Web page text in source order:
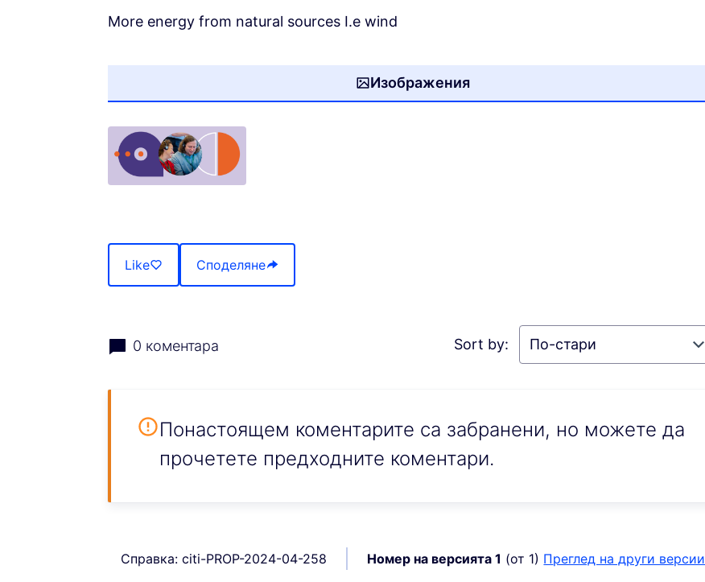
More energy from natural sources I.e wind
Изображения
Like Споделяне
0 коментара Sort by:
Понастоящем коментарите са забранени, но можете да
прочетете предходните коментари.
Справка: citi-PROP-2024-04-258 Номер на версията 1 (от 1) преглед на други версии